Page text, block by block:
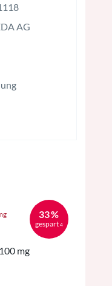
AG
33 %
gespart 4
mg